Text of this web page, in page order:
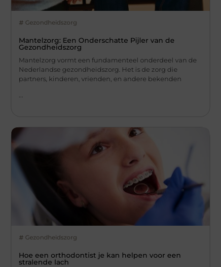
Gezondheidszorg
Mantelzorg: Een Onderschatte Pijler van de
Gezondheidszorg
Mantelzorg vormt een fundamenteel onderdeel van de
Nederlandse gezondheidszorg. Het is de zorg die
partners, kinderen, vrienden, en andere bekenden
Gezondheidszorg
Hoe een orthodontist je kan helpen voor een
stralende lach